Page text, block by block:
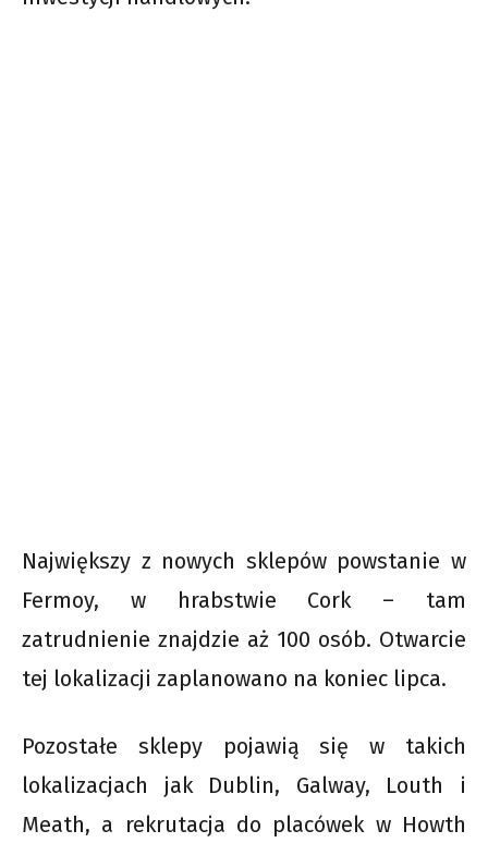
Największy z nowych sklepów powstanie w
Fermoy, w hrabstwie Cork – tam
zatrudnienie znajdzie aż 100 osób. Otwarcie
tej lokalizacji zaplanowano na koniec lipca.
Pozostałe sklepy pojawią się w takich
lokalizacjach jak Dublin, Galway, Louth i
Meath, a rekrutacja do placówek w Howth